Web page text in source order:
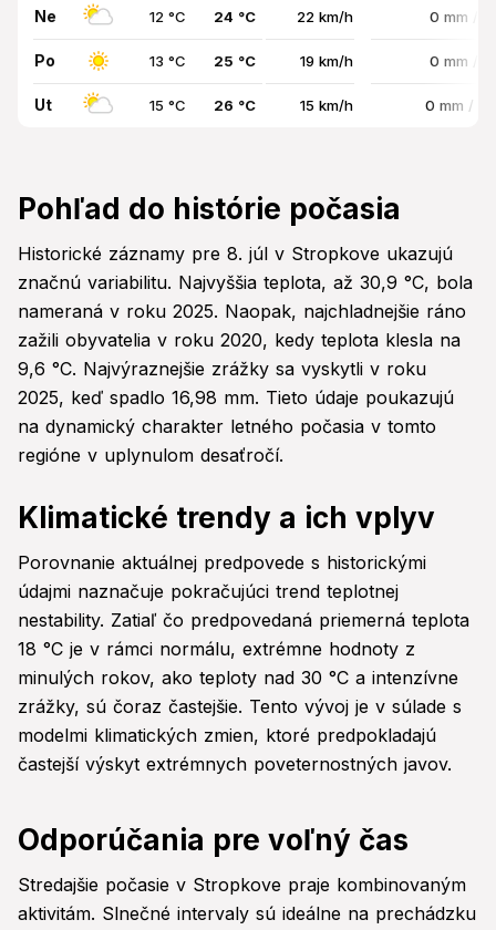
Ne 12 °C 24 °C 22 km/h 0 mm /
Po 13 °C 25 °C 19 km/h 0 mm /
Ut 15 °C 26 °C 15 km/h 0 mm /
Pohľad do histórie počasia
Historické záznamy pre 8. júl v Stropkove ukazujú
značnú variabilitu. Najvyššia teplota, až 30,9 °C, bola
nameraná v roku 2025. Naopak, najchladnejšie ráno
zažili obyvatelia v roku 2020, kedy teplota klesla na
9,6 °C. Najvýraznejšie zrážky sa vyskytli v roku
2025, keď spadlo 16,98 mm. Tieto údaje poukazujú
na dynamický charakter letného počasia v tomto
regióne v uplynulom desaťročí.
Klimatické trendy a ich vplyv
Porovnanie aktuálnej predpovede s historickými
údajmi naznačuje pokračujúci trend teplotnej
nestability. Zatiaľ čo predpovedaná priemerná teplota
18 °C je v rámci normálu, extrémne hodnoty z
minulých rokov, ako teploty nad 30 °C a intenzívne
zrážky, sú čoraz častejšie. Tento vývoj je v súlade s
modelmi klimatických zmien, ktoré predpokladajú
častejší výskyt extrémnych poveternostných javov.
Odporúčania pre voľný čas
Stredajšie počasie v Stropkove praje kombinovaným
aktivitám. Slnečné intervaly sú ideálne na prechádzku